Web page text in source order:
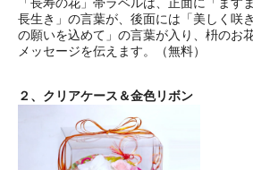
「長寿の花」帯ラベルは、正面に「ます
長生き」の言葉が、後面には「美しく咲
の願いを込めて」の言葉が入り、枡のお
メッセージを伝えます。（無料）
２、クリアケース＆金色リボン